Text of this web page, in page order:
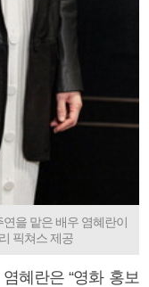
연을 맡은 배우 염혜란이
픽쳐스 제공
혜란은 “영화 홍보